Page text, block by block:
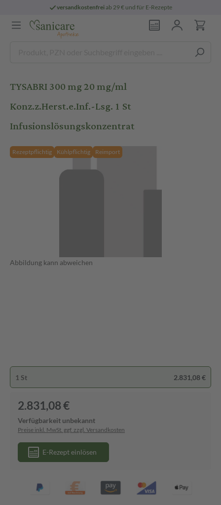
versandkostenfreiab 29 € und für E-Rezepte
TYSABRI 300 mg 20 mg/ml
Konz.z.Herst.e.Inf.-Lsg. 1 St
Infusionslösungskonzentrat
Rezeptpflichtig Kühlpflichtig Reimport
Abbildung kann abweichen
1 St 2.831,08 €
2.831,08 €
Verfügbarkeit unbekannt
Preise inkl. MwSt. ggf. zzgl. Versandkosten
E-Rezept einlösen